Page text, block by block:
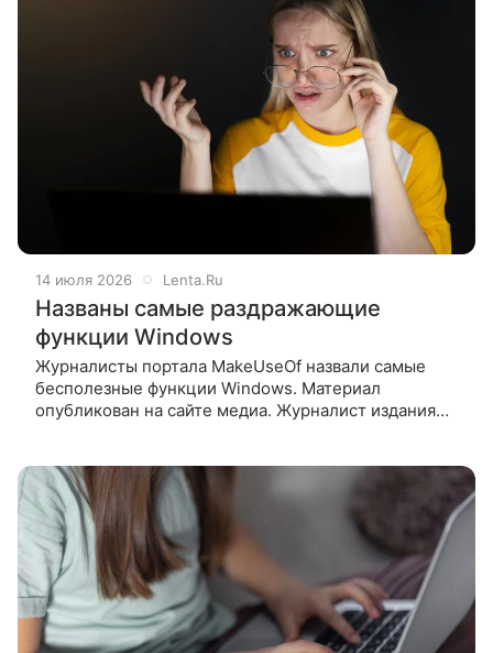
14 июля 2026 Lenta.Ru
Названы самые раздражающие
функции Windows
Журналисты портала MakeUseOf назвали самые
бесполезные функции Windows. Материал
опубликован на сайте медиа. Журналист издания